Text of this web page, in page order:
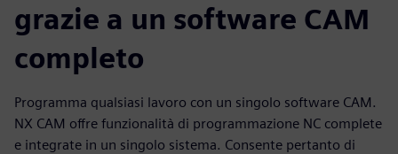
grazie a un software CAM
completo
Programma qualsiasi lavoro con un singolo software CAM.
NX CAM offre funzionalità di programmazione NC complete
e integrate in un singolo sistema. Consente pertanto di